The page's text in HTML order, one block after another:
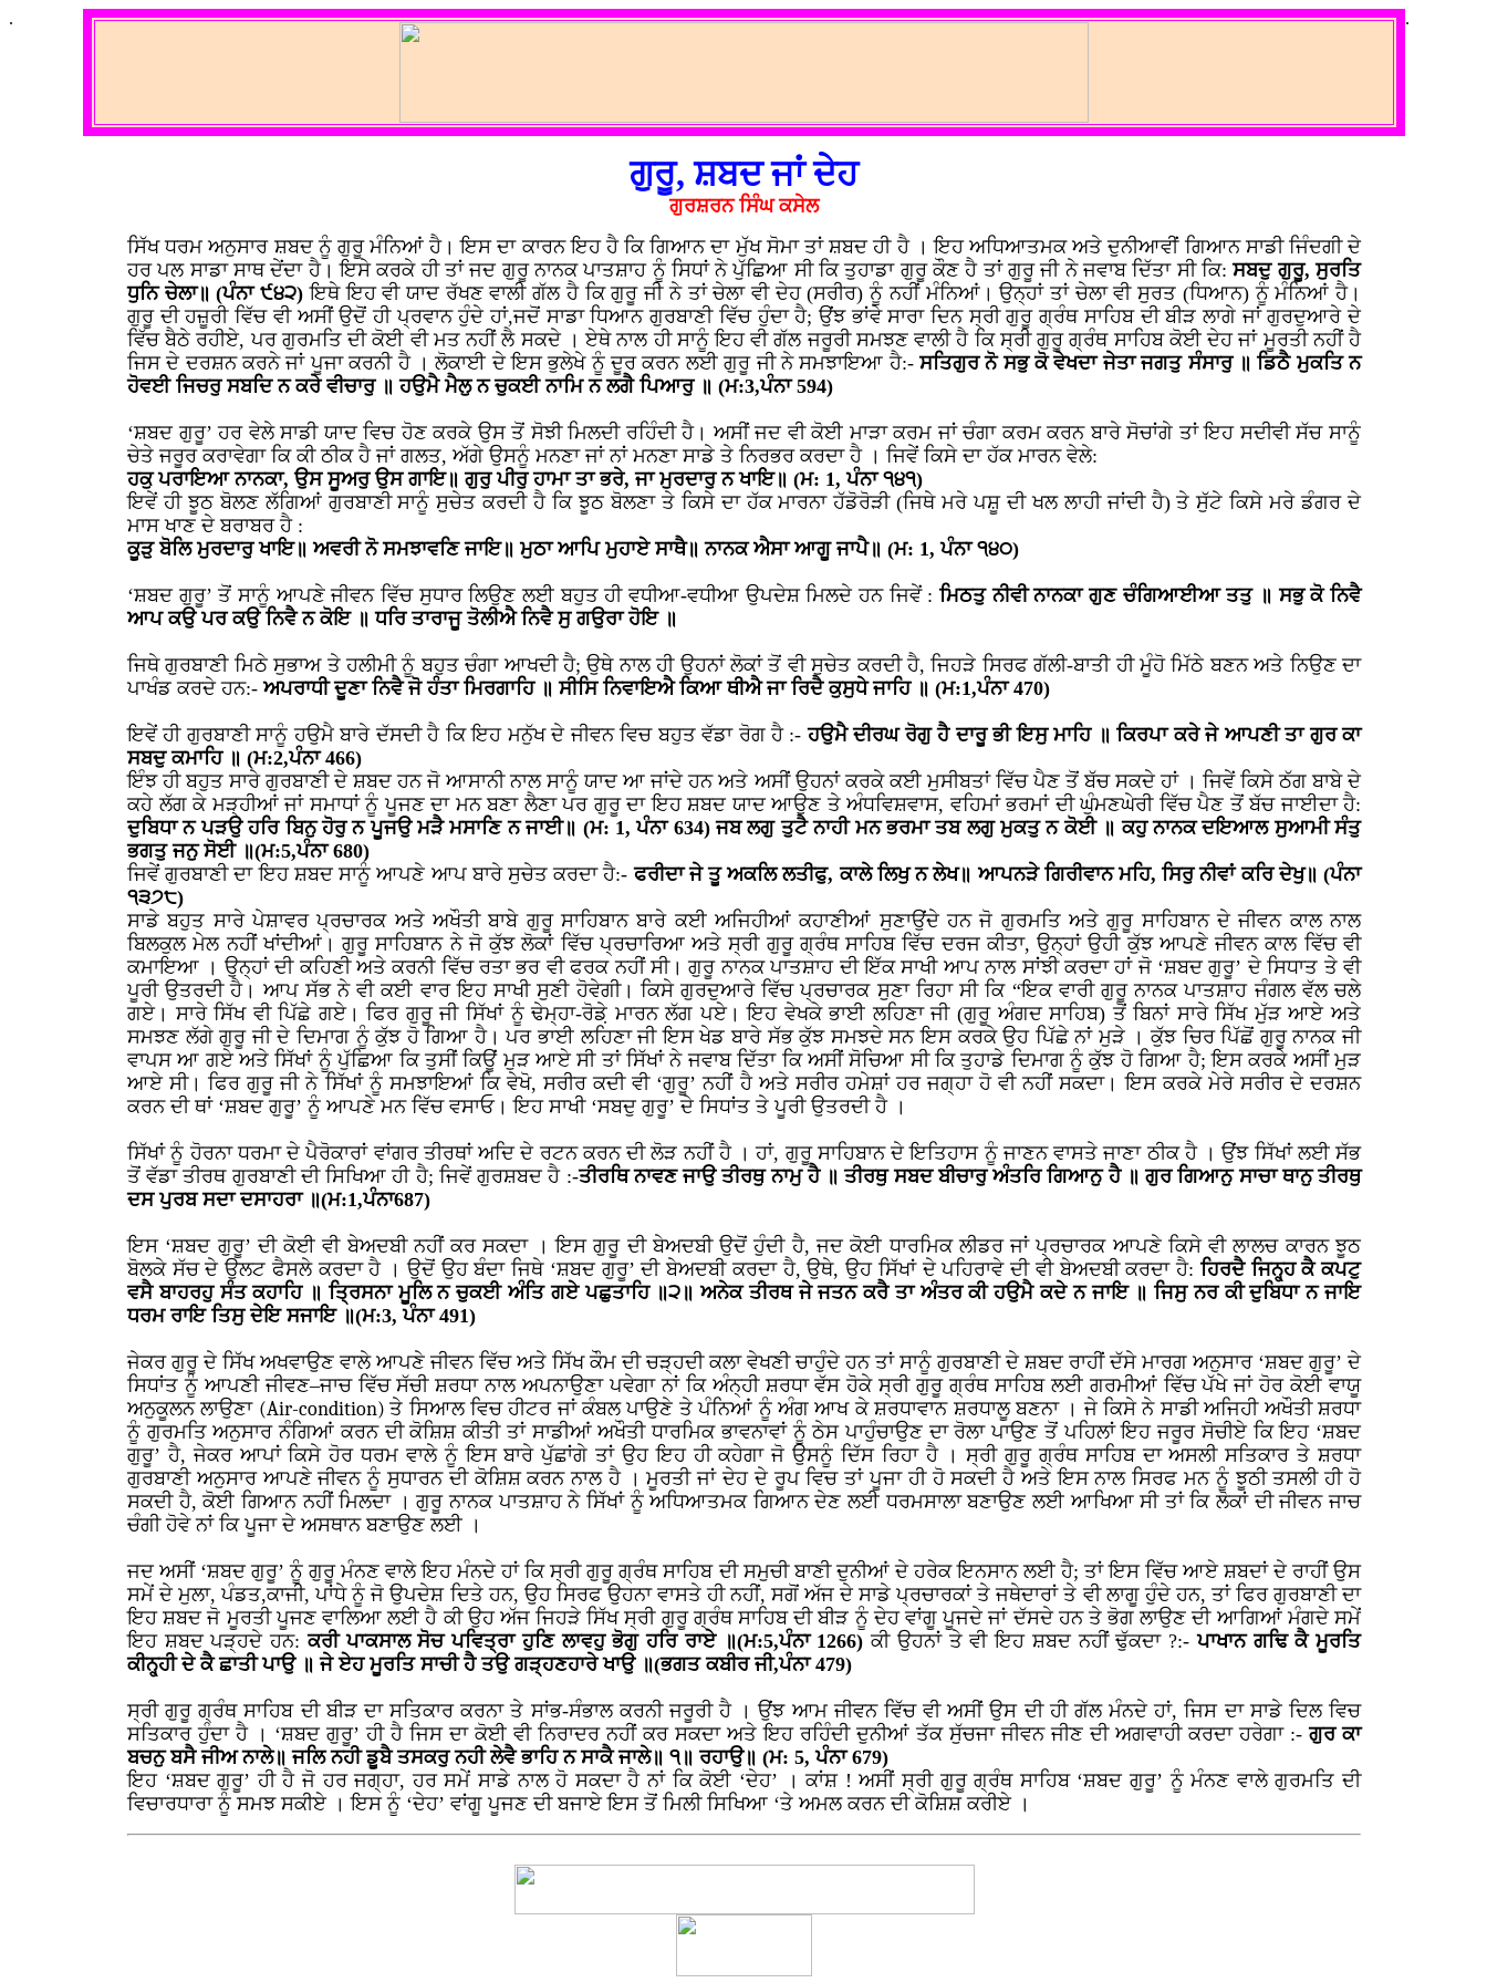
.
ਗੁਰੂ, ਸ਼ਬਦ ਜਾਂ ਦੇਹ
ਗੁਰਸ਼ਰਨ ਸਿੰਘ ਕਸੇਲ
ਸਿੱਖ ਧਰਮ ਅਨੁਸਾਰ ਸ਼ਬਦ ਨੂੰ ਗੁਰੂ ਮੰਨਿਆਂ ਹੈ। ਇਸ ਦਾ ਕਾਰਨ ਇਹ ਹੈ ਕਿ ਗਿਆਨ ਦਾ ਮੁੱਖ ਸੋਮਾ ਤਾਂ ਸ਼ਬਦ ਹੀ ਹੈ । ਇਹ ਅਧਿਆਤਮਕ ਅਤੇ ਦੁਨੀਆਵੀਂ ਗਿਆਨ ਸਾਡੀ ਜਿੰਦਗੀ ਦੇ
ਹਰ ਪਲ ਸਾਡਾ ਸਾਥ ਦੇਂਦਾ ਹੈ। ਇਸੇ ਕਰਕੇ ਹੀ ਤਾਂ ਜਦ ਗੁਰੂ ਨਾਨਕ ਪਾਤਸ਼ਾਹ ਨੂੰ ਸਿਧਾਂ ਨੇ ਪੁੱਛਿਆ ਸੀ ਕਿ ਤੁਹਾਡਾ ਗੁਰੂ ਕੌਣ ਹੈ ਤਾਂ ਗੁਰੂ ਜੀ ਨੇ ਜਵਾਬ ਦਿੱਤਾ ਸੀ ਕਿ:ਸਬਦੁ ਗੁਰੂ, ਸੁਰਤਿ
ਧੁਨਿ ਚੇਲਾ॥ (ਪੰਨਾ ੯੪੨) ਇਥੇ ਇਹ ਵੀ ਯਾਦ ਰੱਖਣ ਵਾਲੀ ਗੱਲ ਹੈ ਕਿ ਗੁਰੂ ਜੀ ਨੇ ਤਾਂ ਚੇਲਾ ਵੀ ਦੇਹ (ਸਰੀਰ) ਨੂੰ ਨਹੀਂ ਮੰਨਿਆਂ। ਉਨ੍ਹਾਂ ਤਾਂ ਚੇਲਾ ਵੀ ਸੁਰਤ (ਧਿਆਨ) ਨੂੰ ਮੰਨਿਆਂ ਹੈ।
ਗੁਰੂ ਦੀ ਹਜ਼ੂਰੀ ਵਿੱਚ ਵੀ ਅਸੀਂ ਉਦੋਂ ਹੀ ਪ੍ਰਵਾਨ ਹੁੰਦੇ ਹਾਂ,ਜਦੋਂ ਸਾਡਾ ਧਿਆਨ ਗੁਰਬਾਣੀ ਵਿੱਚ ਹੁੰਦਾ ਹੈ; ਉਂਝ ਭਾਂਵੇ ਸਾਰਾ ਦਿਨ ਸ੍ਰੀ ਗੁਰੂ ਗ੍ਰੰਥ ਸਾਹਿਬ ਦੀ ਬੀੜ ਲਾਗੇ ਜਾਂ ਗੁਰਦੁਆਰੇ ਦੇ
ਵਿੱਚ ਬੈਠੇ ਰਹੀਏ, ਪਰ ਗੁਰਮਤਿ ਦੀ ਕੋਈ ਵੀ ਮਤ ਨਹੀਂ ਲੈ ਸਕਦੇ । ਏਥੇ ਨਾਲ ਹੀ ਸਾਨੂੰ ਇਹ ਵੀ ਗੱਲ ਜਰੂਰੀ ਸਮਝਣ ਵਾਲੀ ਹੈ ਕਿ ਸ੍ਰੀ ਗੁਰੂ ਗ੍ਰੰਥ ਸਾਹਿਬ ਕੋਈ ਦੇਹ ਜਾਂ ਮੂਰਤੀ ਨਹੀਂ ਹੈ
ਜਿਸ ਦੇ ਦਰਸ਼ਨ ਕਰਨੇ ਜਾਂ ਪੂਜਾ ਕਰਨੀ ਹੈ । ਲੋਕਾਈ ਦੇ ਇਸ ਭੁਲੇਖੇ ਨੂੰ ਦੂਰ ਕਰਨ ਲਈ ਗੁਰੂ ਜੀ ਨੇ ਸਮਝਾਇਆ ਹੈ:-ਸਤਿਗੁਰ ਨੋ ਸਭੁ ਕੋ ਵੇਖਦਾ ਜੇਤਾ ਜਗਤੁ ਸੰਸਾਰੁ ॥ ਡਿਠੈ ਮੁਕਤਿ ਨ
ਹੋਵਈ ਜਿਚਰੁ ਸਬਦਿ ਨ ਕਰੇ ਵੀਚਾਰੁ ॥ ਹਉਮੈ ਮੈਲੁ ਨ ਚੁਕਈ ਨਾਮਿ ਨ ਲਗੈ ਪਿਆਰੁ ॥ (ਮ:3,ਪੰਨਾ 594)
‘ਸ਼ਬਦ ਗੁਰੂ’ ਹਰ ਵੇਲੇ ਸਾਡੀ ਯਾਦ ਵਿਚ ਹੋਣ ਕਰਕੇ ਉਸ ਤੋਂ ਸੋਝੀ ਮਿਲਦੀ ਰਹਿੰਦੀ ਹੈ। ਅਸੀਂ ਜਦ ਵੀ ਕੋਈ ਮਾੜਾ ਕਰਮ ਜਾਂ ਚੰਗਾ ਕਰਮ ਕਰਨ ਬਾਰੇ ਸੋਚਾਂਗੇ ਤਾਂ ਇਹ ਸਦੀਵੀ ਸੱਚ ਸਾਨੂੰ
ਚੇਤੇ ਜਰੂਰ ਕਰਾਵੇਗਾ ਕਿ ਕੀ ਠੀਕ ਹੈ ਜਾਂ ਗਲਤ, ਅੱਗੇ ਉਸਨੂੰ ਮਨਣਾ ਜਾਂ ਨਾਂ ਮਨਣਾ ਸਾਡੇ ਤੇ ਨਿਰਭਰ ਕਰਦਾ ਹੈ । ਜਿਵੇਂ ਕਿਸੇ ਦਾ ਹੱਕ ਮਾਰਨ ਵੇਲੇ:
ਹਕੁ ਪਰਾਇਆ ਨਾਨਕਾ, ਉਸ ਸੂਅਰੁ ਉਸ ਗਾਇ॥ ਗੁਰੁ ਪੀਰੁ ਹਾਮਾ ਤਾ ਭਰੇ, ਜਾ ਮੁਰਦਾਰੁ ਨ ਖਾਇ॥ (ਮ: 1, ਪੰਨਾ ੧੪੧)
ਇਵੇਂ ਹੀ ਝੂਠ ਬੋਲਣ ਲੱਗਿਆਂ ਗੁਰਬਾਣੀ ਸਾਨੂੰ ਸੁਚੇਤ ਕਰਦੀ ਹੈ ਕਿ ਝੂਠ ਬੋਲਣਾ ਤੇ ਕਿਸੇ ਦਾ ਹੱਕ ਮਾਰਨਾ ਹੱਡੋਰੋੜੀ (ਜਿਥੇ ਮਰੇ ਪਸ਼ੂ ਦੀ ਖਲ ਲਾਹੀ ਜਾਂਦੀ ਹੈ) ਤੇ ਸੁੱਟੇ ਕਿਸੇ ਮਰੇ ਡੰਗਰ ਦੇ
ਮਾਸ ਖਾਣ ਦੇ ਬਰਾਬਰ ਹੈ :
ਕੂੜੁ ਬੋਲਿ ਮੁਰਦਾਰੁ ਖਾਇ॥ ਅਵਰੀ ਨੋ ਸਮਝਾਵਣਿ ਜਾਇ॥ ਮੁਠਾ ਆਪਿ ਮੁਹਾਏ ਸਾਥੈ॥ ਨਾਨਕ ਐਸਾ ਆਗੂ ਜਾਪੈ॥ (ਮ: 1, ਪੰਨਾ ੧੪੦)
‘ਸ਼ਬਦ ਗੁਰੂ’ ਤੋਂ ਸਾਨੂੰ ਆਪਣੇ ਜੀਵਨ ਵਿੱਚ ਸੁਧਾਰ ਲਿਉਣ ਲਈ ਬਹੁਤ ਹੀ ਵਧੀਆ-ਵਧੀਆ ਉਪਦੇਸ਼ ਮਿਲਦੇ ਹਨ ਜਿਵੇਂ :ਮਿਠਤੁ ਨੀਵੀ ਨਾਨਕਾ ਗੁਣ ਚੰਗਿਆਈਆ ਤਤੁ ॥ ਸਭੁ ਕੋ ਨਿਵੈ
ਆਪ ਕਉ ਪਰ ਕਉ ਨਿਵੈ ਨ ਕੋਇ ॥ ਧਰਿ ਤਾਰਾਜੂ ਤੋਲੀਐ ਨਿਵੈ ਸੁ ਗਉਰਾ ਹੋਇ ॥
ਜਿਥੇ ਗੁਰਬਾਣੀ ਮਿਠੇ ਸੁਭਾਅ ਤੇ ਹਲੀਮੀ ਨੂੰ ਬਹੁਤ ਚੰਗਾ ਆਖਦੀ ਹੈ; ਉਥੇ ਨਾਲ ਹੀ ਉਹਨਾਂ ਲੋਕਾਂ ਤੋਂ ਵੀ ਸੁਚੇਤ ਕਰਦੀ ਹੈ, ਜਿਹੜੇ ਸਿਰਫ ਗੱਲੀ-ਬਾਤੀ ਹੀ ਮੂੰਹੋ ਮਿੱਠੇ ਬਣਨ ਅਤੇ ਨਿਉਣ ਦਾ
ਪਾਖੰਡ ਕਰਦੇ ਹਨ:-ਅਪਰਾਧੀ ਦੂਣਾ ਨਿਵੈ ਜੋ ਹੰਤਾ ਮਿਰਗਾਹਿ ॥ ਸੀਸਿ ਨਿਵਾਇਐ ਕਿਆ ਥੀਐ ਜਾ ਰਿਦੈ ਕੁਸੁਧੇ ਜਾਹਿ ॥ (ਮ:1,ਪੰਨਾ 470)
ਇਵੇਂ ਹੀ ਗੁਰਬਾਣੀ ਸਾਨੂੰ ਹਉਮੈ ਬਾਰੇ ਦੱਸਦੀ ਹੈ ਕਿ ਇਹ ਮਨੁੱਖ ਦੇ ਜੀਵਨ ਵਿਚ ਬਹੁਤ ਵੱਡਾ ਰੋਗ ਹੈ :-ਹਉਮੈ ਦੀਰਘ ਰੋਗੁ ਹੈ ਦਾਰੂ ਭੀ ਇਸੁ ਮਾਹਿ ॥ ਕਿਰਪਾ ਕਰੇ ਜੇ ਆਪਣੀ ਤਾ ਗੁਰ ਕਾ
ਸਬਦੁ ਕਮਾਹਿ ॥ (ਮ:2,ਪੰਨਾ 466)
ਇੰਝ ਹੀ ਬਹੁਤ ਸਾਰੇ ਗੁਰਬਾਣੀ ਦੇ ਸ਼ਬਦ ਹਨ ਜੋ ਆਸਾਨੀ ਨਾਲ ਸਾਨੂੰ ਯਾਦ ਆ ਜਾਂਦੇ ਹਨ ਅਤੇ ਅਸੀਂ ਉਹਨਾਂ ਕਰਕੇ ਕਈ ਮੁਸੀਬਤਾਂ ਵਿੱਚ ਪੈਣ ਤੋਂ ਬੱਚ ਸਕਦੇ ਹਾਂ । ਜਿਵੇਂ ਕਿਸੇ ਠੱਗ ਬਾਬੇ ਦੇ
ਕਹੇ ਲੱਗ ਕੇ ਮੜ੍ਹੀਆਂ ਜਾਂ ਸਮਾਧਾਂ ਨੂੰ ਪੂਜਣ ਦਾ ਮਨ ਬਣਾ ਲੈਣਾ ਪਰ ਗੁਰੂ ਦਾ ਇਹ ਸ਼ਬਦ ਯਾਦ ਆਉਣ ਤੇ ਅੰਧਵਿਸ਼ਵਾਸ, ਵਹਿਮਾਂ ਭਰਮਾਂ ਦੀ ਘੁੰਮਣਘੇਰੀ ਵਿੱਚ ਪੈਣ ਤੋਂ ਬੱਚ ਜਾਈਦਾ ਹੈ:
ਦੁਬਿਧਾ ਨ ਪੜਉ ਹਰਿ ਬਿਨੁ ਹੋਰੁ ਨ ਪੂਜਉ ਮੜੈ ਮਸਾਣਿ ਨ ਜਾਈ॥ (ਮ: 1, ਪੰਨਾ 634) ਜਬ ਲਗੁ ਤੁਟੈ ਨਾਹੀ ਮਨ ਭਰਮਾ ਤਬ ਲਗੁ ਮੁਕਤੁ ਨ ਕੋਈ ॥ ਕਹੁ ਨਾਨਕ ਦਇਆਲ ਸੁਆਮੀ ਸੰਤੁ
ਭਗਤੁ ਜਨੁ ਸੋਈ ॥(ਮ:5,ਪੰਨਾ 680)
ਜਿਵੇਂ ਗੁਰਬਾਣੀ ਦਾ ਇਹ ਸ਼ਬਦ ਸਾਨੂੰ ਆਪਣੇ ਆਪ ਬਾਰੇ ਸੁਚੇਤ ਕਰਦਾ ਹੈ:-ਫਰੀਦਾ ਜੇ ਤੂ ਅਕਲਿ ਲਤੀਫੁ, ਕਾਲੇ ਲਿਖੁ ਨ ਲੇਖ॥ ਆਪਨੜੇ ਗਿਰੀਵਾਨ ਮਹਿ, ਸਿਰੁ ਨੀਵਾਂ ਕਰਿ ਦੇਖੁ॥ (ਪੰਨਾ
੧੩੭੮)
ਸਾਡੇ ਬਹੁਤ ਸਾਰੇ ਪੇਸ਼ਾਵਰ ਪ੍ਰਚਾਰਕ ਅਤੇ ਅਖੌਤੀ ਬਾਬੇ ਗੁਰੂ ਸਾਹਿਬਾਨ ਬਾਰੇ ਕਈ ਅਜਿਹੀਆਂ ਕਹਾਣੀਆਂ ਸੁਣਾਉਂਦੇ ਹਨ ਜੋ ਗੁਰਮਤਿ ਅਤੇ ਗੁਰੂ ਸਾਹਿਬਾਨ ਦੇ ਜੀਵਨ ਕਾਲ ਨਾਲ
ਬਿਲਕੁਲ ਮੇਲ ਨਹੀਂ ਖਾਂਦੀਆਂ। ਗੁਰੂ ਸਾਹਿਬਾਨ ਨੇ ਜੋ ਕੁੱਝ ਲੋਕਾਂ ਵਿੱਚ ਪ੍ਰਚਾਰਿਆ ਅਤੇ ਸ੍ਰੀ ਗੁਰੂ ਗ੍ਰੰਥ ਸਾਹਿਬ ਵਿੱਚ ਦਰਜ ਕੀਤਾ, ਉਨ੍ਹਾਂ ਉਹੀ ਕੁੱਝ ਆਪਣੇ ਜੀਵਨ ਕਾਲ ਵਿੱਚ ਵੀ
ਕਮਾਇਆ । ਉਨ੍ਹਾਂ ਦੀ ਕਹਿਣੀ ਅਤੇ ਕਰਨੀ ਵਿੱਚ ਰਤਾ ਭਰ ਵੀ ਫਰਕ ਨਹੀਂ ਸੀ। ਗੁਰੂ ਨਾਨਕ ਪਾਤਸ਼ਾਹ ਦੀ ਇੱਕ ਸਾਖੀ ਆਪ ਨਾਲ ਸਾਂਝੀ ਕਰਦਾ ਹਾਂ ਜੋ ‘ਸ਼ਬਦ ਗੁਰੂ’ ਦੇ ਸਿਧਾਤ ਤੇ ਵੀ
ਪੂਰੀ ਉਤਰਦੀ ਹੈ। ਆਪ ਸੱਭ ਨੇ ਵੀ ਕਈ ਵਾਰ ਇਹ ਸਾਖੀ ਸੁਣੀ ਹੋਵੇਗੀ। ਕਿਸੇ ਗੁਰਦੁਆਰੇ ਵਿੱਚ ਪ੍ਰਚਾਰਕ ਸੁਣਾ ਰਿਹਾ ਸੀ ਕਿ “ਇਕ ਵਾਰੀ ਗੁਰੂ ਨਾਨਕ ਪਾਤਸ਼ਾਹ ਜੰਗਲ ਵੱਲ ਚਲੇ
ਗਏ। ਸਾਰੇ ਸਿੱਖ ਵੀ ਪਿੱਛੇ ਗਏ। ਫਿਰ ਗੁਰੂ ਜੀ ਸਿੱਖਾਂ ਨੂੰ ਢੇਮ੍ਹਾ-ਰੋਡ਼ੇ ਮਾਰਨ ਲੱਗ ਪਏ। ਇਹ ਵੇਖਕੇ ਭਾਈ ਲਹਿਣਾ ਜੀ (ਗੁਰੂ ਅੰਗਦ ਸਾਹਿਬ) ਤੋਂ ਬਿਨਾਂ ਸਾਰੇ ਸਿੱਖ ਮੁੱੜ ਆਏ ਅਤੇ
ਸਮਝਣ ਲੱਗੇ ਗੁਰੂ ਜੀ ਦੇ ਦਿਮਾਗ ਨੂੰ ਕੁੱਝ ਹੋ ਗਿਆ ਹੈ। ਪਰ ਭਾਈ ਲਹਿਣਾ ਜੀ ਇਸ ਖੇਡ ਬਾਰੇ ਸੱਭ ਕੁੱਝ ਸਮਝਦੇ ਸਨ ਇਸ ਕਰਕੇ ਉਹ ਪਿੱਛੇ ਨਾਂ ਮੁੜੇ । ਕੁੱਝ ਚਿਰ ਪਿੱਛੋਂ ਗੁਰੂ ਨਾਨਕ ਜੀ
ਵਾਪਸ ਆ ਗਏ ਅਤੇ ਸਿੱਖਾਂ ਨੂੰ ਪੁੱਛਿਆ ਕਿ ਤੁਸੀਂ ਕਿਊਂ ਮੁੜ ਆਏ ਸੀ ਤਾਂ ਸਿੱਖਾਂ ਨੇ ਜਵਾਬ ਦਿੱਤਾ ਕਿ ਅਸੀਂ ਸੋਚਿਆ ਸੀ ਕਿ ਤੁਹਾਡੇ ਦਿਮਾਗ ਨੂੰ ਕੁੱਝ ਹੋ ਗਿਆ ਹੈ; ਇਸ ਕਰਕੇ ਅਸੀਂ ਮੁੜ
ਆਏ ਸੀ। ਫਿਰ ਗੁਰੂ ਜੀ ਨੇ ਸਿੱਖਾਂ ਨੂੰ ਸਮਝਾਇਆਂ ਕਿ ਵੇਖੋ, ਸਰੀਰ ਕਦੀ ਵੀ ‘ਗੁਰੂ’ ਨਹੀਂ ਹੈ ਅਤੇ ਸਰੀਰ ਹਮੇਸ਼ਾਂ ਹਰ ਜਗ੍ਹਾ ਹੋ ਵੀ ਨਹੀਂ ਸਕਦਾ। ਇਸ ਕਰਕੇ ਮੇਰੇ ਸਰੀਰ ਦੇ ਦਰਸ਼ਨ
ਕਰਨ ਦੀ ਥਾਂ ‘ਸ਼ਬਦ ਗੁਰੂ’ ਨੂੰ ਆਪਣੇ ਮਨ ਵਿੱਚ ਵਸਾਓ। ਇਹ ਸਾਖੀ ‘ਸਬਦੁ ਗੁਰੂ’ ਦੇ ਸਿਧਾਂਤ ਤੇ ਪੂਰੀ ਉਤਰਦੀ ਹੈ ।
ਸਿੱਖਾਂ ਨੂੰ ਹੋਰਨਾ ਧਰਮਾ ਦੇ ਪੈਰੋਕਾਰਾਂ ਵਾਂਗਰ ਤੀਰਥਾਂ ਅਦਿ ਦੇ ਰਟਨ ਕਰਨ ਦੀ ਲੋੜ ਨਹੀਂ ਹੈ । ਹਾਂ, ਗੁਰੂ ਸਾਹਿਬਾਨ ਦੇ ਇਤਿਹਾਸ ਨੂੰ ਜਾਣਨ ਵਾਸਤੇ ਜਾਣਾ ਠੀਕ ਹੈ । ਉਂਝ ਸਿੱਖਾਂ ਲਈ ਸੱਭ
ਤੋਂ ਵੱਡਾ ਤੀਰਥ ਗੁਰਬਾਣੀ ਦੀ ਸਿਖਿਆ ਹੀ ਹੈ; ਜਿਵੇਂ ਗੁਰਸ਼ਬਦ ਹੈ :-ਤੀਰਥਿ ਨਾਵਣ ਜਾਉ ਤੀਰਥੁ ਨਾਮੁ ਹੈ ॥ ਤੀਰਥੁ ਸਬਦ ਬੀਚਾਰੁ ਅੰਤਰਿ ਗਿਆਨੁ ਹੈ ॥ ਗੁਰ ਗਿਆਨੁ ਸਾਚਾ ਥਾਨੁ ਤੀਰਥੁ
ਦਸ ਪੁਰਬ ਸਦਾ ਦਸਾਹਰਾ ॥(ਮ:1,ਪੰਨਾ687)
ਇਸ ‘ਸ਼ਬਦ ਗੁਰੂ’ ਦੀ ਕੋਈ ਵੀ ਬੇਅਦਬੀ ਨਹੀਂ ਕਰ ਸਕਦਾ । ਇਸ ਗੁਰੂ ਦੀ ਬੇਅਦਬੀ ਉਦੋਂ ਹੁੰਦੀ ਹੈ, ਜਦ ਕੋਈ ਧਾਰਮਿਕ ਲੀਡਰ ਜਾਂ ਪ੍ਰਚਾਰਕ ਆਪਣੇ ਕਿਸੇ ਵੀ ਲਾਲਚ ਕਾਰਨ ਝੂਠ
ਬੋਲਕੇ ਸੱਚ ਦੇ ਉਲਟ ਫੈਸਲੇ ਕਰਦਾ ਹੈ । ਉਦੋਂ ਉਹ ਬੰਦਾ ਜਿਥੇ ‘ਸ਼ਬਦ ਗੁਰੂ’ ਦੀ ਬੇਅਦਬੀ ਕਰਦਾ ਹੈ, ਉਥੇ, ਉਹ ਸਿੱਖਾਂ ਦੇ ਪਹਿਰਾਵੇ ਦੀ ਵੀ ਬੇਅਦਬੀ ਕਰਦਾ ਹੈ:ਹਿਰਦੈ ਜਿਨ੍ਹ੍ਹ ਕੈ ਕਪਟੁ
ਵਸੈ ਬਾਹਰਹੁ ਸੰਤ ਕਹਾਹਿ ॥ ਤ੍ਰਿਸਨਾ ਮੂਲਿ ਨ ਚੁਕਈ ਅੰਤਿ ਗਏ ਪਛੁਤਾਹਿ ॥੨॥ ਅਨੇਕ ਤੀਰਥ ਜੇ ਜਤਨ ਕਰੈ ਤਾ ਅੰਤਰ ਕੀ ਹਉਮੈ ਕਦੇ ਨ ਜਾਇ ॥ ਜਿਸੁ ਨਰ ਕੀ ਦੁਬਿਧਾ ਨ ਜਾਇ
ਧਰਮ ਰਾਇ ਤਿਸੁ ਦੇਇ ਸਜਾਇ ॥(ਮ:3, ਪੰਨਾ 491)
ਜੇਕਰ ਗੁਰੂ ਦੇ ਸਿੱਖ ਅਖਵਾਉਣ ਵਾਲੇ ਆਪਣੇ ਜੀਵਨ ਵਿੱਚ ਅਤੇ ਸਿੱਖ ਕੌਮ ਦੀ ਚੜ੍ਹਦੀ ਕਲਾ ਵੇਖਣੀ ਚਾਹੁੰਦੇ ਹਨ ਤਾਂ ਸਾਨੂੰ ਗੁਰਬਾਣੀ ਦੇ ਸ਼ਬਦ ਰਾਹੀਂ ਦੱਸੇ ਮਾਰਗ ਅਨੁਸਾਰ ‘ਸ਼ਬਦ ਗੁਰੂ’ ਦੇ
ਸਿਧਾਂਤ ਨੂੰ ਆਪਣੀ ਜੀਵਣ–ਜਾਚ ਵਿੱਚ ਸੱਚੀ ਸ਼ਰਧਾ ਨਾਲ ਅਪਨਾਉਣਾ ਪਵੇਗਾ ਨਾਂ ਕਿ ਅੰਨ੍ਹੀ ਸ਼ਰਧਾ ਵੱਸ ਹੋਕੇ ਸ੍ਰੀ ਗੁਰੂ ਗ੍ਰੰਥ ਸਾਹਿਬ ਲਈ ਗਰਮੀਆਂ ਵਿੱਚ ਪੱਖੇ ਜਾਂ ਹੋਰ ਕੋਈ ਵਾਯੂ
ਅਨੁਕੂਲਨ ਲਾਉਣਾ (Air-condition)ਤੇ ਸਿਆਲ ਵਿਚ ਹੀਟਰ ਜਾਂ ਕੰਬਲ ਪਾਉਣੇ ਤੇ ਪੰਨਿਆਂ ਨੂੰ ਅੰਗ ਆਖ ਕੇ ਸ਼ਰਧਾਵਾਨ ਸ਼ਰਧਾਲੂ ਬਣਨਾ । ਜੇ ਕਿਸੇ ਨੇ ਸਾਡੀ ਅਜਿਹੀ ਅਖੌਤੀ ਸ਼ਰਧਾ
ਨੂੰ ਗੁਰਮਤਿ ਅਨੁਸਾਰ ਨੰਗਿਆਂ ਕਰਨ ਦੀ ਕੋਸ਼ਿਸ਼ ਕੀਤੀ ਤਾਂ ਸਾਡੀਆਂ ਅਖੌਤੀ ਧਾਰਮਿਕ ਭਾਵਨਾਵਾਂ ਨੂੰ ਠੇਸ ਪਾਹੁੰਚਾਉਣ ਦਾ ਰੋਲਾ ਪਾਉਣ ਤੋਂ ਪਹਿਲਾਂ ਇਹ ਜਰੂਰ ਸੋਚੀਏ ਕਿ ਇਹ ‘ਸ਼ਬਦ
ਗੁਰੂ’ ਹੈ, ਜੇਕਰ ਆਪਾਂ ਕਿਸੇ ਹੋਰ ਧਰਮ ਵਾਲੇ ਨੂੰ ਇਸ ਬਾਰੇ ਪੁੱਛਾਂਗੇ ਤਾਂ ਉਹ ਇਹ ਹੀ ਕਹੇਗਾ ਜੋ ਉਸਨੂੰ ਦਿੱਸ ਰਿਹਾ ਹੈ । ਸ੍ਰੀ ਗੁਰੂ ਗ੍ਰੰਥ ਸਾਹਿਬ ਦਾ ਅਸਲੀ ਸਤਿਕਾਰ ਤੇ ਸ਼ਰਧਾ
ਗੁਰਬਾਣੀ ਅਨੁਸਾਰ ਆਪਣੇ ਜੀਵਨ ਨੂੰ ਸੁਧਾਰਨ ਦੀ ਕੋਸ਼ਿਸ਼ ਕਰਨ ਨਾਲ ਹੈ । ਮੂਰਤੀ ਜਾਂ ਦੇਹ ਦੇ ਰੂਪ ਵਿਚ ਤਾਂ ਪੂਜਾ ਹੀ ਹੋ ਸਕਦੀ ਹੈ ਅਤੇ ਇਸ ਨਾਲ ਸਿਰਫ ਮਨ ਨੂੰ ਝੂਠੀ ਤਸਲੀ ਹੀ ਹੋ
ਸਕਦੀ ਹੈ, ਕੋਈ ਗਿਆਨ ਨਹੀਂ ਮਿਲਦਾ । ਗੁਰੂ ਨਾਨਕ ਪਾਤਸ਼ਾਹ ਨੇ ਸਿੱਖਾਂ ਨੂੰ ਅਧਿਆਤਮਕ ਗਿਆਨ ਦੇਣ ਲਈ ਧਰਮਸਾਲਾ ਬਣਾਉਣ ਲਈ ਆਖਿਆ ਸੀ ਤਾਂ ਕਿ ਲੋਕਾਂ ਦੀ ਜੀਵਨ ਜਾਚ
ਚੰਗੀ ਹੋਵੇ ਨਾਂ ਕਿ ਪੂਜਾ ਦੇ ਅਸਥਾਨ ਬਣਾਉਣ ਲਈ ।
ਜਦ ਅਸੀਂ ‘ਸ਼ਬਦ ਗੁਰੂ’ ਨੂੰ ਗੁਰੂ ਮੰਨਣ ਵਾਲੇ ਇਹ ਮੰਨਦੇ ਹਾਂ ਕਿ ਸ੍ਰੀ ਗੁਰੂ ਗ੍ਰੰਥ ਸਾਹਿਬ ਦੀ ਸਮੁਚੀ ਬਾਣੀ ਦੁਨੀਆਂ ਦੇ ਹਰੇਕ ਇਨਸਾਨ ਲਈ ਹੈ; ਤਾਂ ਇਸ ਵਿੱਚ ਆਏ ਸ਼ਬਦਾਂ ਦੇ ਰਾਹੀਂ ਉਸ
ਸਮੇਂ ਦੇ ਮੁਲਾ, ਪੰਡਤ,ਕਾਜੀ, ਪਾਂਧੇ ਨੂੰ ਜੋ ਉਪਦੇਸ਼ ਦਿਤੇ ਹਨ, ਉਹ ਸਿਰਫ ਉਹਨਾ ਵਾਸਤੇ ਹੀ ਨਹੀਂ, ਸਗੋਂ ਅੱਜ ਦੇ ਸਾਡੇ ਪ੍ਰਚਾਰਕਾਂ ਤੇ ਜਥੇਦਾਰਾਂ ਤੇ ਵੀ ਲਾਗੂ ਹੁੰਦੇ ਹਨ, ਤਾਂ ਫਿਰ ਗੁਰਬਾਣੀ ਦਾ
ਇਹ ਸ਼ਬਦ ਜੋ ਮੂਰਤੀ ਪੂਜਣ ਵਾਲਿਆ ਲਈ ਹੈ ਕੀ ਉਹ ਅੱਜ ਜਿਹੜੇ ਸਿੱਖ ਸ੍ਰੀ ਗੁਰੂ ਗ੍ਰੰਥ ਸਾਹਿਬ ਦੀ ਬੀੜ ਨੂੰ ਦੇਹ ਵਾਂਗੂ ਪੂਜਦੇ ਜਾਂ ਦੱਸਦੇ ਹਨ ਤੇ ਭੋਗ ਲਾਉਣ ਦੀ ਆਗਿਆਂ ਮੰਗਦੇ ਸਮੇਂ
ਇਹ ਸ਼ਬਦ ਪੜ੍ਹਦੇ ਹਨ:ਕਰੀ ਪਾਕਸਾਲ ਸੋਚ ਪਵਿਤ੍ਰਾ ਹੁਣਿ ਲਾਵਹੁ ਭੋਗੁ ਹਰਿ ਰਾਏ ॥(ਮ:5,ਪੰਨਾ 1266) ਕੀ ਉਹਨਾਂ ਤੇ ਵੀ ਇਹ ਸ਼ਬਦ ਨਹੀਂ ਢੁੱਕਦਾ ?:-ਪਾਖਾਨ ਗਢਿ ਕੈ ਮੂਰਤਿ
ਕੀਨ੍ਹ੍ਹੀ ਦੇ ਕੈ ਛਾਤੀ ਪਾਉ ॥ ਜੇ ਏਹ ਮੂਰਤਿ ਸਾਚੀ ਹੈ ਤਉ ਗੜ੍ਹਣਹਾਰੇ ਖਾਉ ॥(ਭਗਤ ਕਬੀਰ ਜੀ,ਪੰਨਾ 479)
ਸ੍ਰੀ ਗੁਰੂ ਗ੍ਰੰਥ ਸਾਹਿਬ ਦੀ ਬੀੜ ਦਾ ਸਤਿਕਾਰ ਕਰਨਾ ਤੇ ਸਾਂਭ-ਸੰਭਾਲ ਕਰਨੀ ਜਰੂਰੀ ਹੈ । ਉਂਝ ਆਮ ਜੀਵਨ ਵਿੱਚ ਵੀ ਅਸੀਂ ਉਸ ਦੀ ਹੀ ਗੱਲ ਮੰਨਦੇ ਹਾਂ, ਜਿਸ ਦਾ ਸਾਡੇ ਦਿਲ ਵਿਚ
ਸਤਿਕਾਰ ਹੁੰਦਾ ਹੈ । ‘ਸ਼ਬਦ ਗੁਰੂ’ ਹੀ ਹੈ ਜਿਸ ਦਾ ਕੋਈ ਵੀ ਨਿਰਾਦਰ ਨਹੀਂ ਕਰ ਸਕਦਾ ਅਤੇ ਇਹ ਰਹਿੰਦੀ ਦੁਨੀਆਂ ਤੱਕ ਸੁੱਚਜਾ ਜੀਵਨ ਜੀਣ ਦੀ ਅਗਵਾਹੀ ਕਰਦਾ ਹਰੇਗਾ :-ਗੁਰ ਕਾ
ਬਚਨੁ ਬਸੈ ਜੀਅ ਨਾਲੇ॥ ਜਲਿ ਨਹੀ ਡੂਬੈ ਤਸਕਰੁ ਨਹੀ ਲੇਵੈ ਭਾਹਿ ਨ ਸਾਕੈ ਜਾਲੇ॥ ੧॥ ਰਹਾਉ॥ (ਮ: 5, ਪੰਨਾ 679)
ਇਹ ‘ਸ਼ਬਦ ਗੁਰੂ’ ਹੀ ਹੈ ਜੋ ਹਰ ਜਗ੍ਹਾ, ਹਰ ਸਮੇਂ ਸਾਡੇ ਨਾਲ ਹੋ ਸਕਦਾ ਹੈ ਨਾਂ ਕਿ ਕੋਈ ‘ਦੇਹ’ । ਕਾਂਸ਼ ! ਅਸੀਂ ਸ੍ਰੀ ਗੁਰੂ ਗ੍ਰੰਥ ਸਾਹਿਬ ‘ਸ਼ਬਦ ਗੁਰੂ’ ਨੂੰ ਮੰਨਣ ਵਾਲੇ ਗੁਰਮਤਿ ਦੀ
ਵਿਚਾਰਧਾਰਾ ਨੂੰ ਸਮਝ ਸਕੀਏ । ਇਸ ਨੂੰ ‘ਦੇਹ’ ਵਾਂਗੂ ਪੂਜਣ ਦੀ ਬਜਾਏ ਇਸ ਤੋਂ ਮਿਲੀ ਸਿਖਿਆ ‘ਤੇ ਅਮਲ ਕਰਨ ਦੀ ਕੋਸ਼ਿਸ਼ ਕਰੀਏ ।
.